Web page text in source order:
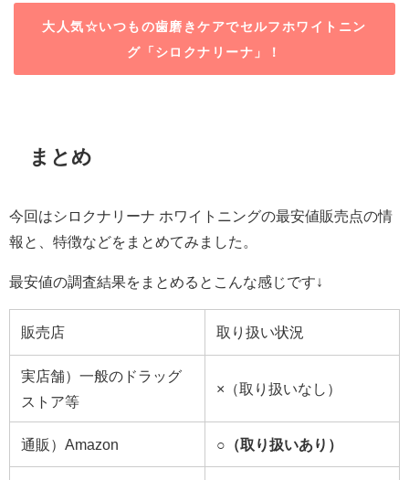
大人気☆いつもの歯磨きケアでセルフホワイトニン
グ「シロクナリーナ」！
まとめ
今回はシロクナリーナ ホワイトニングの最安値販売点の情
報と、特徴などをまとめてみました。
最安値の調査結果をまとめるとこんな感じです↓
販売店 取り扱い状況
実店舗）一般のドラッグ
ストア等
×（取り扱いなし）
通販）Amazon ○（取り扱いあり）